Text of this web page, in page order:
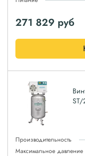
271 829 руб
ST/
Производительность
Максимальное давление